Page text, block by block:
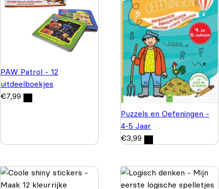
PAW Patrol - 12
uitdeelboekjes
€7,99
Puzzels en Oefeningen -
4-5 Jaar
€3,99